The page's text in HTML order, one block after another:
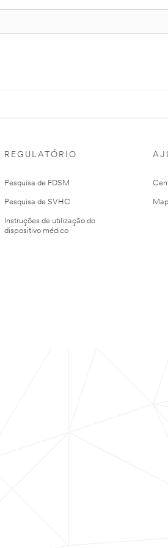
REGULATÓRIO
Pesquisa de FDSM
Pesquisa de SVHC
Instruções de utilização do
dispositivo médico